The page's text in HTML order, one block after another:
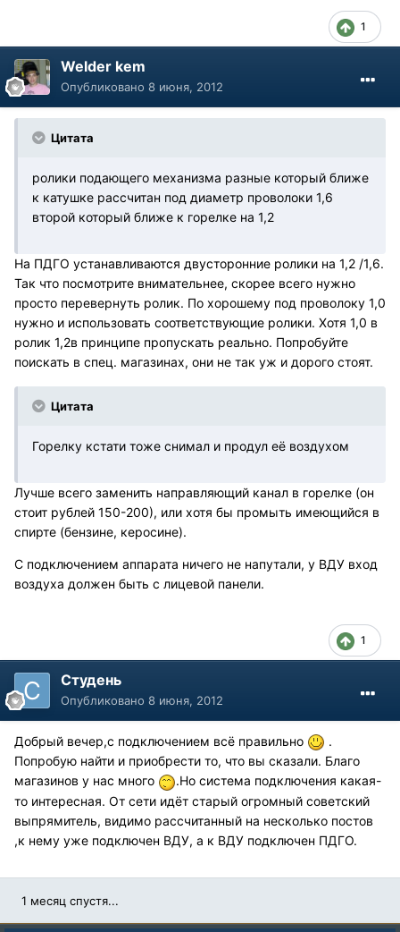
1
Welder kem
Опубликовано 8 июня, 2012
Цитата
ролики подающего механизма разные который ближе
к катушке рассчитан под диаметр проволоки 1,6
второй который ближе к горелке на 1,2
На ПДГО устанавливаются двусторонние ролики на 1,2 /1,6.
Так что посмотрите внимательнее, скорее всего нужно
просто перевернуть ролик. По хорошему под проволоку 1,0
нужно и использовать соответствующие ролики. Хотя 1,0 в
ролик 1,2в принципе пропускать реально. Попробуйте
поискать в спец. магазинах, они не так уж и дорого стоят.
Цитата
Горелку кстати тоже снимал и продул её воздухом
Лучше всего заменить направляющий канал в горелке (он
стоит рублей 150-200), или хотя бы промыть имеющийся в
спирте (бензине, керосине).
С подключением аппарата ничего не напутали, у ВДУ вход
воздуха должен быть с лицевой панели.
1
Студень
Опубликовано 8 июня, 2012
Добрый вечер,с подключением всё правильно
.
Попробую найти и приобрести то, что вы сказали. Благо
магазинов у нас много
.Но система подключения какая-
то интересная. От сети идёт старый огромный советский
выпрямитель, видимо рассчитанный на несколько постов
,к нему уже подключен ВДУ, а к ВДУ подключен ПДГО.
1 месяц спустя...